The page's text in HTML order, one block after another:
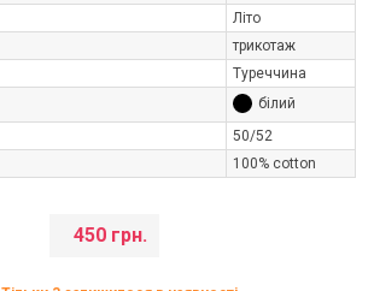
Літо
трикотаж
Туреччина
білий
50/52
100% cotton
450 грн.